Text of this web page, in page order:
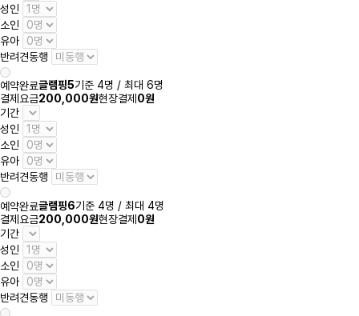
성인
소인
유아
반려견동행
예약완료글램핑5기준 4명 / 최대 6명
결제요금200,000원현장결제 0원
기간
성인
소인
유아
반려견동행
예약완료글램핑6기준 4명 / 최대 4명
결제요금200,000원현장결제 0원
기간
성인
소인
유아
반려견동행